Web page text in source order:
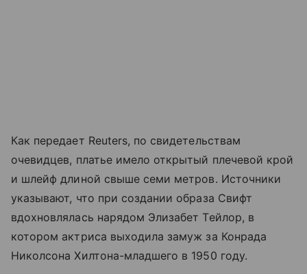
Как передает Reuters, по свидетельствам
очевидцев, платье имело открытый плечевой крой
и шлейф длиной свыше семи метров. Источники
указывают, что при создании образа Свифт
вдохновлялась нарядом Элизабет Тейлор, в
котором актриса выходила замуж за Конрада
Николсона Хилтона-младшего в 1950 году.